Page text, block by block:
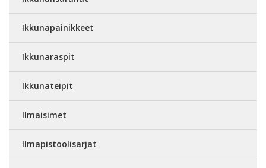
Ikkunapainikkeet
Ikkunaraspit
Ikkunateipit
Ilmaisimet
Ilmapistoolisarjat